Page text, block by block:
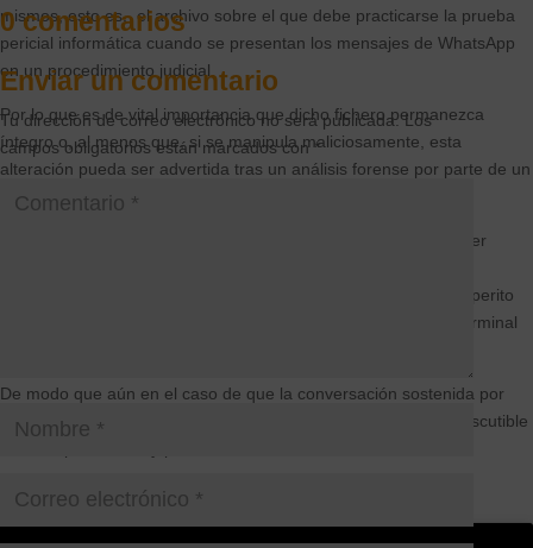
mismos, esto es, el archivo sobre el que debe practicarse la prueba
pericial informática cuando se presentan los mensajes de WhatsApp
en un procedimiento judicial.
Por lo que es de vital importancia que dicho fichero permanezca
íntegro o, al menos que, si se manipula maliciosamente, esta
alteración pueda ser advertida tras un análisis forense por parte de un
perito informático.
El perito explica como dicho archivo de base de datos puede ser
manipulación podría perfectamente pasar inadvertida para un perito
informático que realizase una investigación forense sobre el terminal
De modo que aún en el caso de que la conversación sostenida por
whatsapp venga acompañada de una pericial informática es discutible
0 comentarios
Enviar un comentario
Tu dirección de correo electrónico no será publicada. Los
campos obligatorios están marcados con*